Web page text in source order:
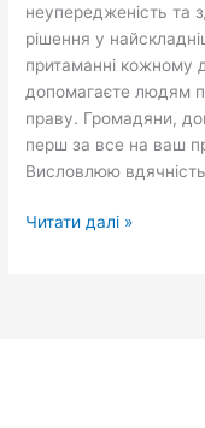
неупередженість та
рішення у
притаманні
допомагаєте людям
праву. Громадяни,
перш за все на ваш
Висловлюю
Читати далі »